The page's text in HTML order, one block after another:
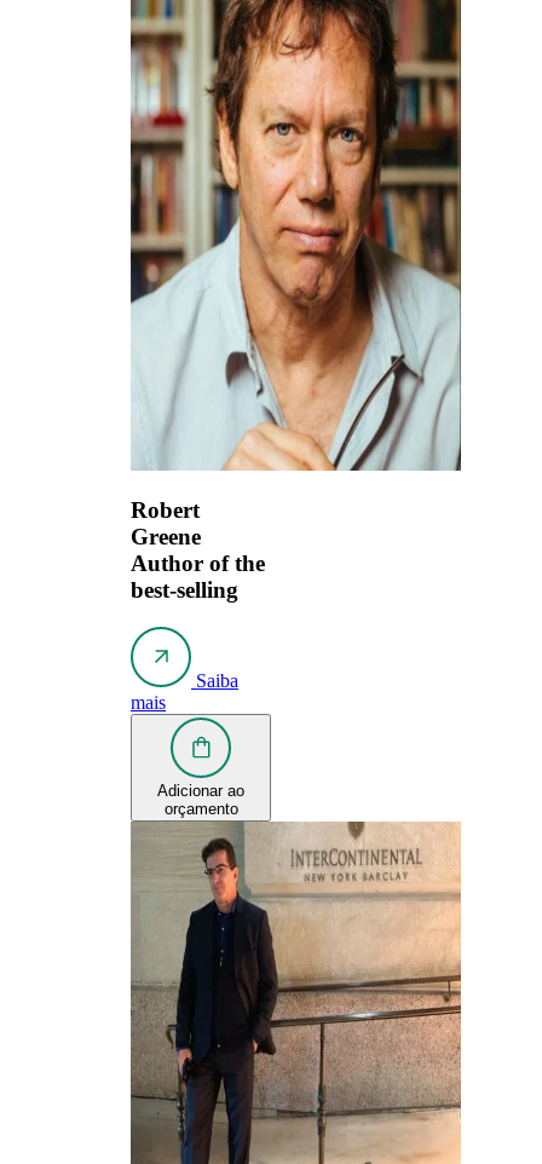
Robert
Greene
Author of the
best-selling
Saiba
mais
Adicionar ao
orçamento